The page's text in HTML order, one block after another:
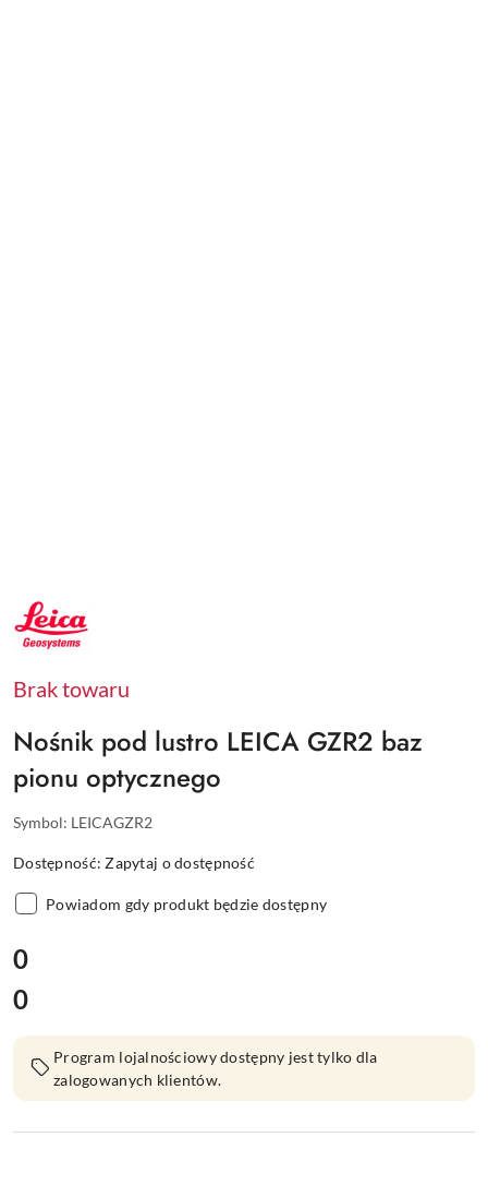
NAZWA
PRODUCENTA:
LEICA
Brak towaru
Nośnik pod lustro LEICA GZR2 baz
pionu optycznego
Symbol: LEICAGZR2
Dostępność:Zapytaj o dostępność
Powiadom gdy produkt będzie dostępny
cena:
0
Cena:
0
Program lojalnościowy dostępny jest tylko dla
zalogowanych klientów.